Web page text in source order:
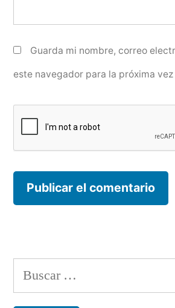
Guarda mi nombre, correo
este navegador para la próxima
Buscar: